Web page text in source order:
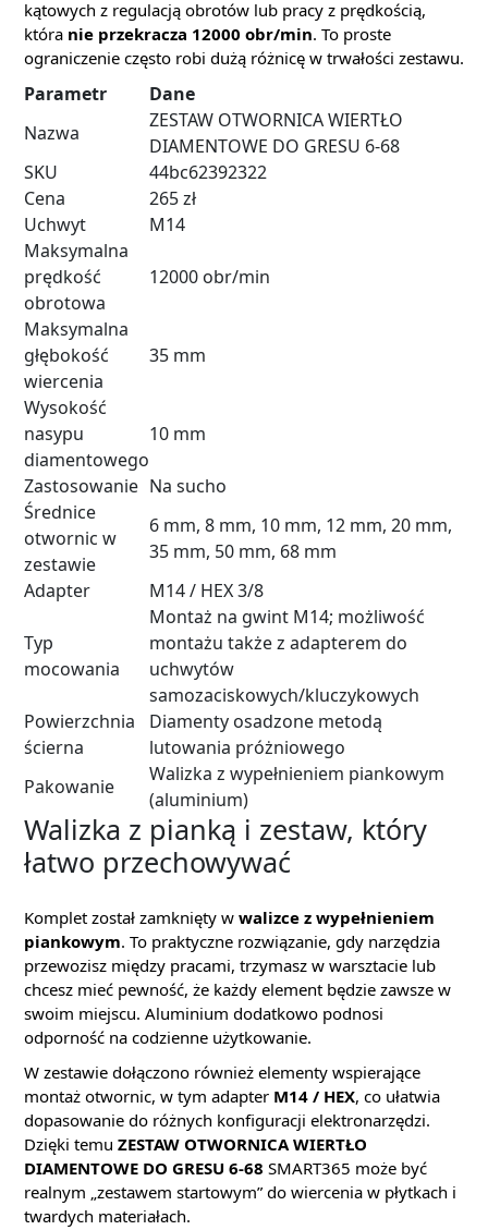
kątowych z regulacją obrotów lub pracy z prędkością,
która nie przekracza 12000 obr/min. To proste
ograniczenie często robi dużą różnicę w trwałości zestawu.
Parametr
Dane
Nazwa
ZESTAW OTWORNICA WIERTŁO
DIAMENTOWE DO GRESU 6-68
SKU
44bc62392322
Cena
265 zł
Uchwyt
M14
Maksymalna
prędkość
obrotowa
12000 obr/min
Maksymalna
głębokość
wiercenia
35 mm
Wysokość
nasypu
diamentowego
10 mm
Zastosowanie Na sucho
Średnice
otwornic w
zestawie
6 mm, 8 mm, 10 mm, 12 mm, 20 mm,
35 mm, 50 mm, 68 mm
Adapter
M14 / HEX 3/8
Typ
mocowania
Montaż na gwint M14; możliwość
montażu także z adapterem do
uchwytów
samozaciskowych/kluczykowych
Powierzchnia
ścierna
Diamenty osadzone metodą
lutowania próżniowego
Pakowanie
Walizka z wypełnieniem piankowym
(aluminium)
Walizka z pianką i zestaw, który
łatwo przechowywać
Komplet został zamknięty w walizce z wypełnieniem
piankowym. To praktyczne rozwiązanie, gdy narzędzia
przewozisz między pracami, trzymasz w warsztacie lub
chcesz mieć pewność, że każdy element będzie zawsze w
swoim miejscu. Aluminium dodatkowo podnosi
odporność na codzienne użytkowanie.
W zestawie dołączono również elementy wspierające
montaż otwornic, w tym adapter M14 / HEX, co ułatwia
dopasowanie do różnych konfiguracji elektronarzędzi.
Dzięki temu ZESTAW OTWORNICA WIERTŁO
DIAMENTOWE DO GRESU 6-68 SMART365 może być
realnym „zestawem startowym” do wiercenia w płytkach i
twardych materiałach.